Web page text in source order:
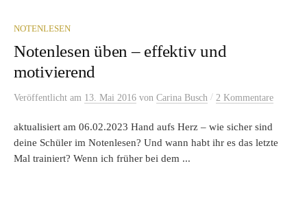
NOTENLESEN
Notenlesen üben – effektiv und
motivierend
Veröffentlicht am 13. Mai 2016 von Carina Busch / 2 Kommentare
aktualisiert am 06.02.2023 Hand aufs Herz – wie sicher sind
deine Schüler im Notenlesen? Und wann habt ihr es das letzte
Mal trainiert? Wenn ich früher bei dem ...